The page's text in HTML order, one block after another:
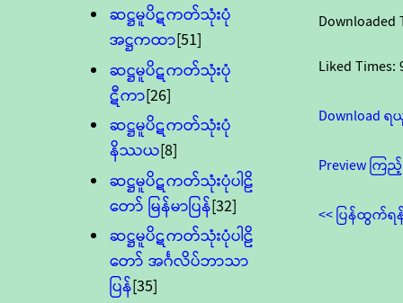
ဆဋ္ဌမူပိဋကတ်သုံးပုံ
အဋ္ဌကထာ[51]
ဆဋ္ဌမူပိဋကတ်သုံးပုံ
ဋီကာ[26]
ဆဋ္ဌမူပိဋကတ်သုံးပုံ
နိဿယ[8]
ဆဋ္ဌမူပိဋကတ်သုံးပုံပါဠိ
တော် မြန်မာပြန်[32]
ဆဋ္ဌမူပိဋကတ်သုံးပုံပါဠိ
တော် အင်္ဂလိပ်ဘာသာ
ပြန်[35]
Downloaded
Liked Times:
Download
Preview ကြ
<< ပြန်ထွက်ရ